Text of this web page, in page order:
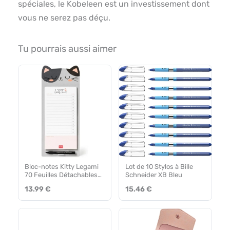
spéciales, le Kobeleen est un investissement dont
vous ne serez pas déçu.
Tu pourrais aussi aimer
Bloc-notes Kitty Legami
70 Feuilles Détachables
13.99 €
Lot de 10 Stylos à Bille
Schneider XB Bleu
15.46 €